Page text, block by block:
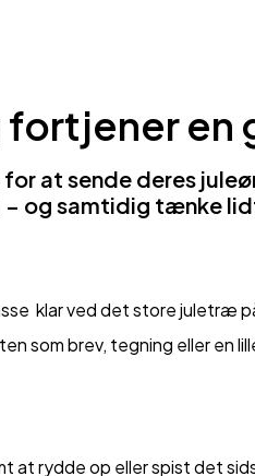
fortjener en
at sende deres
– og samtidig tænke
klar ved det store juletræ
som brev, tegning eller en
at rydde op eller spist det